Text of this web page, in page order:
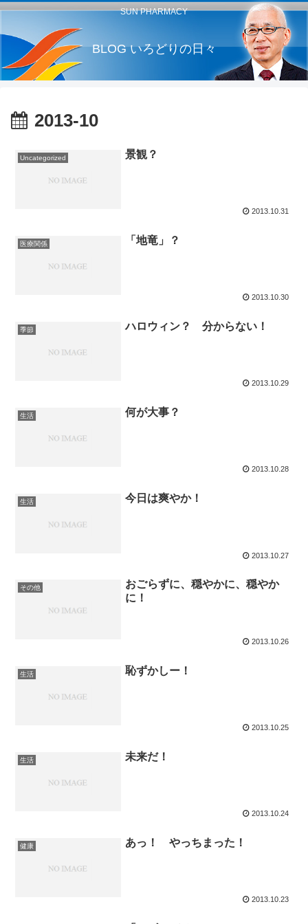
SUN PHARMACY
BLOG いろどりの日々
2013-10
Uncategorized 景観？
2013.10.31
医療関係 「地竜」？
2013.10.30
季節 ハロウィン？ 分からない！
2013.10.29
生活 何が大事？
2013.10.28
生活 今日は爽やか！
2013.10.27
その他
おごらずに、穏やかに、穏やか
に！
2013.10.26
生活 恥ずかしー！
2013.10.25
生活 未来だ！
2013.10.24
健康 あっ！ やっちまった！
2013.10.23